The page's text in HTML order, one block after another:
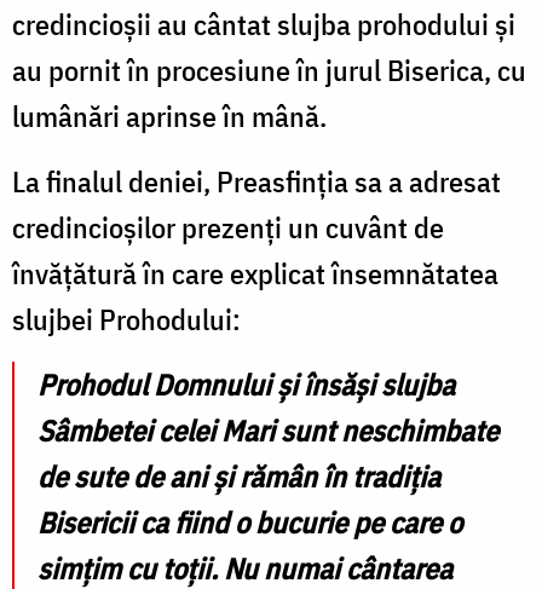
din
Pașcani
credincioșii au cântat slujba prohodului și
au pornit în procesiune în jurul Biserica, cu
lumânări aprinse în mână.
La finalul deniei, Preasfinția sa a adresat
credincioșilor prezenți un cuvânt de
învățătură în care explicat însemnătatea
slujbei Prohodului:
Prohodul Domnului și însăși slujba
Sâmbetei celei Mari sunt neschimbate
de sute de ani și rămân în tradiția
Bisericii ca fiind o bucurie pe care o
simțim cu toții. Nu numai cântarea